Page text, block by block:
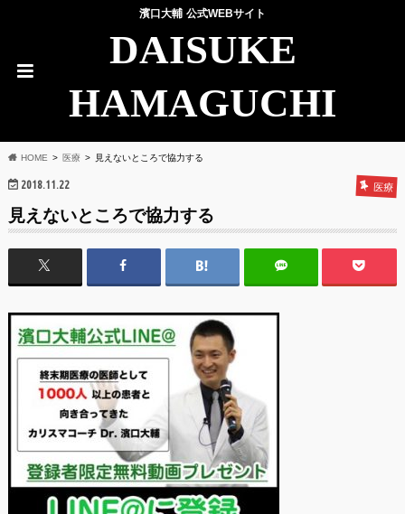
濱口大輔 公式WEBサイト
DAISUKE
HAMAGUCHI
HOME 医療 見えないところで協力する
2018.11.22 医療
見えないところで協力する